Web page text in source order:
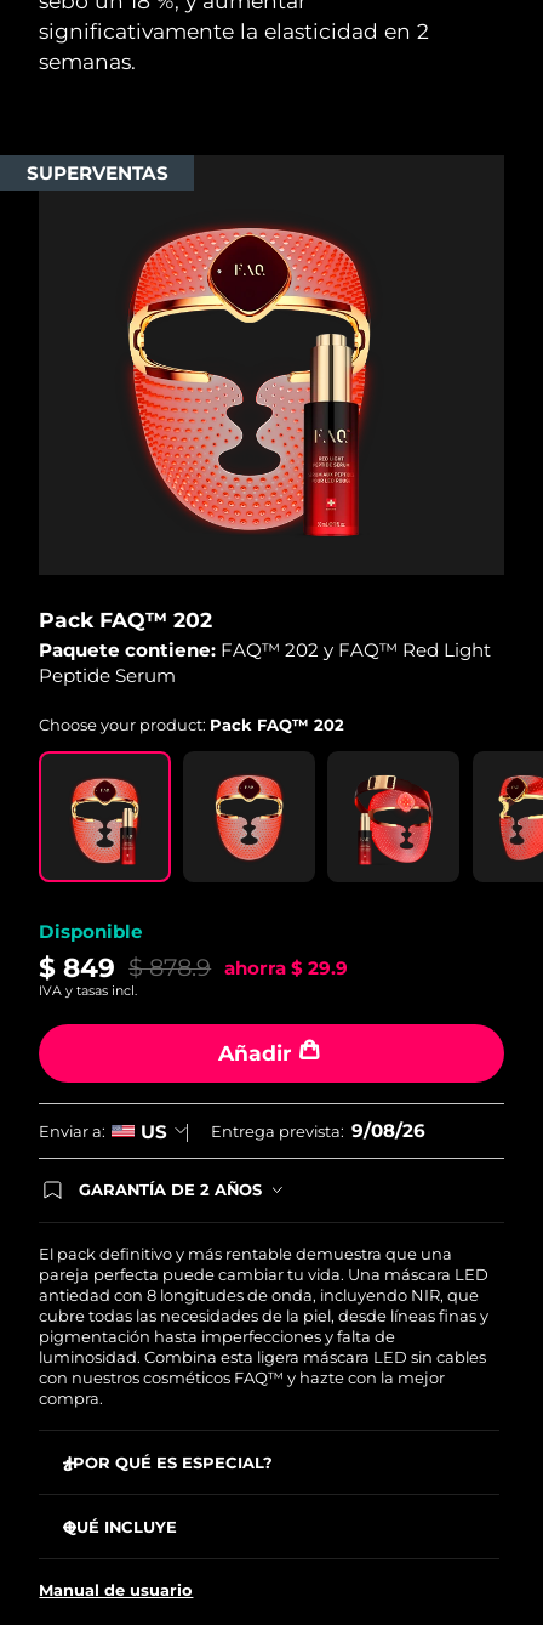
significativamente la elasticidad en 2
semanas.
SUPERVENTAS
Pack FAQ™ 202
Paquete contiene: FAQ™ 202 y FAQ™ Red Light
Peptide Serum
Choose your product: Pack FAQ™ 202
Disponible
$ 849 $ 878.9 ahorra $ 29.9
IVA y tasas incl.
Añadir
Enviar a: US Entrega prevista: 9/08/26
GARANTÍA DE 2 AÑOS
de tener algún problema durante los 2 años
posteriores a tu compra, FOREO te remplazará el
producto sin cargo alguno.
El pack definitivo y más rentable demuestra que una
pareja perfecta puede cambiar tu vida. Una máscara LED
antiedad con 8 longitudes de onda, incluyendo NIR, que
cubre todas las necesidades de la piel, desde líneas finas y
pigmentación hasta imperfecciones y falta de
luminosidad. Combina esta ligera máscara LED sin cables
con nuestros cosméticos FAQ™ y hazte con la mejor
compra.
¿POR QUÉ ES ESPECIAL?
32 % en solo 2 semanas.
Mejora significativamente la firmeza y elasticidad de la
QUÉ INCLUYE
FAQ™ Red Light Peptide Serum
Manual de usuario